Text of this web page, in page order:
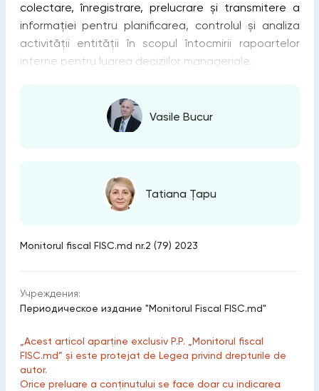
colectare, înregistrare, prelucrare și transmitere a
informației pentru planificarea, controlul și analiza
activității entității în scopul întocmirii rapoartelor
interne pentru luarea deciziilor manageriale.
Vasile Bucur
Tatiana Țapu
Monitorul fiscal FISC.md nr.2 (79) 2023
Учреждения:
Периодическое издание "Monitorul Fiscal FISC.md"
„Acest articol aparține exclusiv P.P. „Monitorul fiscal
FISC.md” și este protejat de Legea privind drepturile de
autor.
Orice preluare a conținutului se face doar cu indicarea